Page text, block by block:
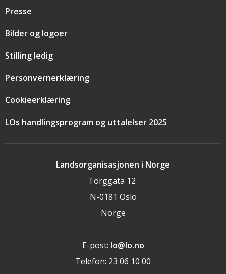
Landsorganisasjonen i Norge
Torggata 12
N-0181 Oslo
Norge
E-post: lo@lo.no
Telefon: 23 06 10 00
Presse
Bilder og logoer
Stilling ledig
Personvernerklæring
Cookieerklæring
LOs handlingsprogram og uttalelser 2025